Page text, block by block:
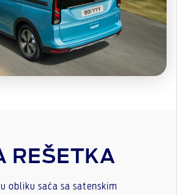
REŠETKA
obliku saća sa satenskim